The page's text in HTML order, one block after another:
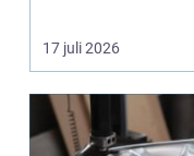
17 juli 2026